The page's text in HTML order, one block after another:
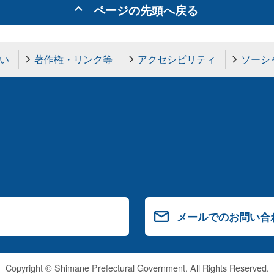
ページの先頭へ戻る
著作権・リンク等 アクセシビリティ ソー
メールでのお問い合
Copyright © Shimane Prefectural Government. All Rights Reserved.